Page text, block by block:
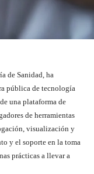
de Sanidad, ha
pública de tecnología
una plataforma de
de herramientas
visualización y
y el soporte en la toma
prácticas a llevar a